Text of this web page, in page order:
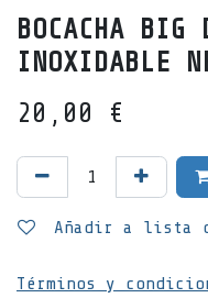
BOCACHA BIG
INOXIDABLE
20,00
€
Añadir a lista
Términos y